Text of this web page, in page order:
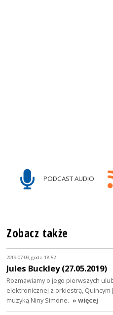
PODCAST AUDIO
Zobacz także
2019-07-09, godz. 18:52
Jules Buckley (27.05.2019)
Rozmawiamy o jego pierwszych
elektronicznej z orkiestrą, Quincym
muzyką Niny Simone. » więcej